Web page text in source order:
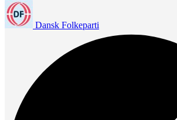
Dansk Folkeparti